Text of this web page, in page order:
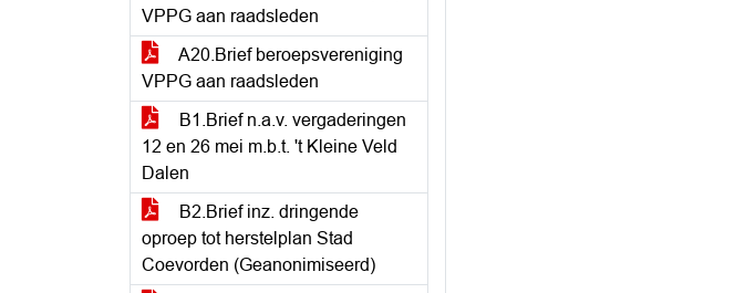
VPPG aan raadsleden
A20.Brief beroepsvereniging
VPPG aan raadsleden
B1.Brief n.a.v. vergaderingen
12 en 26 mei m.b.t. 't Kleine Veld
Dalen
B2.Brief inz. dringende
oproep tot herstelplan Stad
Coevorden (Geanonimiseerd)